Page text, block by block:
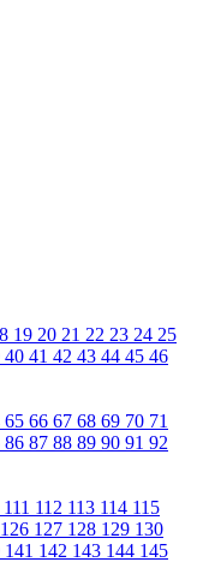
19 20 21 22 23 24 25
40 41 42 43 44 45 46
65 66 67 68 69 70 71
86 87 88 89 90 91 92
111 112 113 114 115
126 127 128 129 130
141 142 143 144 145